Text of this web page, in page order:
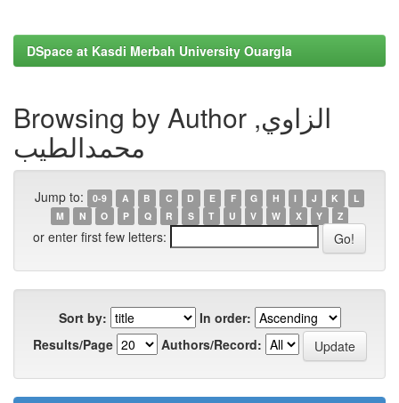
DSpace at Kasdi Merbah University Ouargla
Browsing by Author الزاوي,
محمدالطيب
Jump to: 0-9 A B C D E F G H I J K
L
M
N O P Q R S T U V W X Y Z
or enter first few letters:
Sort by:
In order:
Results/Page
Authors/Record: